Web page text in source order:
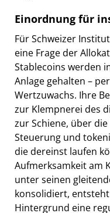
Einordnung für
Für Schweizer
eine Frage der
Stablecoins werden
Anlage gehalten –
Wertzuwachs. Ihre
zur Klempnerei des
zur Schiene, über
Steuerung und
die dereinst laufen
Aufmerksamkeit am
unter seinen
konsolidiert,
Hintergrund eine